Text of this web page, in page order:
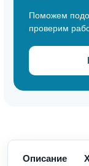
Поможем
проверим
Описание